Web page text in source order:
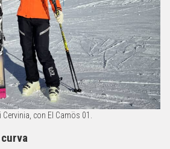
con El Camös 01.